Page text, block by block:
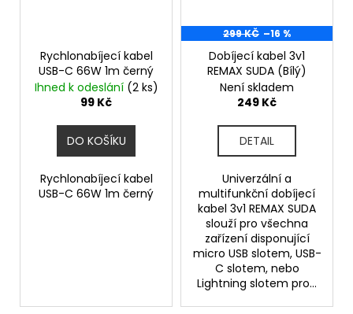
Rychlonabíjecí kabel
USB-C 66W 1m černý
Ihned k odeslání (2 ks)
99 Kč
DO KOŠÍKU
Rychlonabíjecí kabel
USB-C 66W 1m černý
299 KČ –16 %
Dobíjecí kabel 3v1
REMAX SUDA (Bílý)
Není skladem
249 Kč
DETAIL
Univerzální a
multifunkční dobíjecí
kabel 3v1 REMAX SUDA
slouží pro všechna
zařízení disponující
micro USB slotem, USB-
C slotem, nebo
Lightning slotem pro...